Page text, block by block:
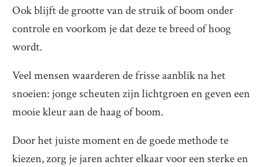
Ook blijft de grootte van de struik of boom onder
controle en voorkom je dat deze te breed of hoog
wordt.
Veel mensen waarderen de frisse aanblik na het
snoeien: jonge scheuten zijn lichtgroen en geven een
mooie kleur aan de haag of boom.
Door het juiste moment en de goede methode te
kiezen, zorg je jaren achter elkaar voor een sterke en